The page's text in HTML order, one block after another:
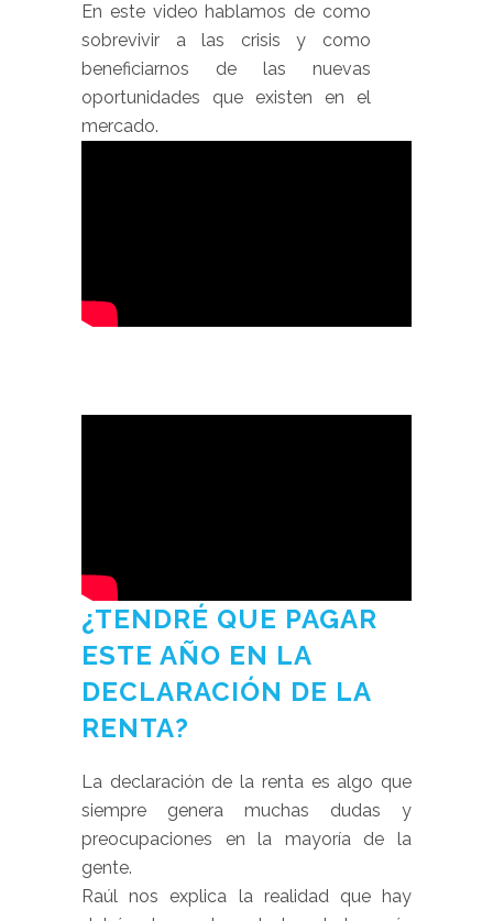
En este video hablamos de como
sobrevivir a las crisis y como
beneficiarnos de las nuevas
oportunidades que existen en el
mercado.
¿TENDRÉ QUE PAGAR
ESTE AÑO EN LA
DECLARACIÓN DE LA
RENTA?
La declaración de la renta es algo que
siempre genera muchas dudas y
preocupaciones en la mayoría de la
gente.
Raúl nos explica la realidad que hay